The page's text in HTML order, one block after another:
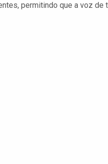
permitindo que a voz de